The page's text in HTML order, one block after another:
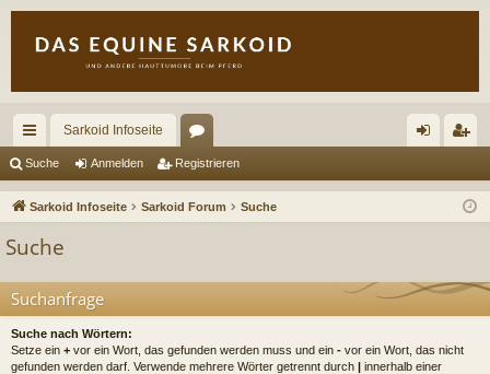
ch
ne
riff
Sarkoid Infoseite
or
en m
n
ist
n
Suche Anmelden Registrieren
Sarkoid Infoseite Sarkoid Forum Suche
Suche
Suchanfrage
Suche nach Wörtern:
Setze ein + vor ein Wort, das gefunden werden muss und ein - vor ein Wort, das nicht
gefunden werden darf. Verwende mehrere Wörter getrennt durch | innerhalb einer